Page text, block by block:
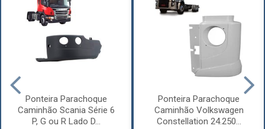
Ponteira Parachoque
Caminhão Scania Série 6
P, G ou R Lado D...
Ponteira Parachoque
Caminhão Volkswagen
Constellation 24.250...